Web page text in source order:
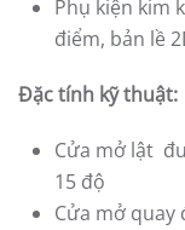
Phụ kiện kim
điểm, bản lề
Đặc tính kỹ thuật:
Cửa mở lật
15 độ
Cửa mở quay